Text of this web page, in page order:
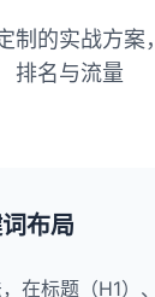
制的实战方案
排名与流量
布局
在标题（H1）